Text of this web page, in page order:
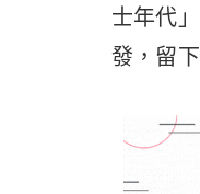
士年代
發，留